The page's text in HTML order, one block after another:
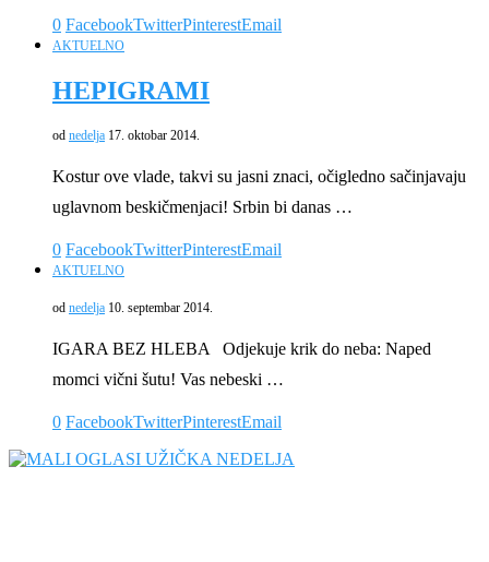
0 FacebookTwitterPinterestEmail
AKTUELNO
HEPIGRAMI
od nedelja 17. oktobar 2014.
Kostur ove vlade, takvi su jasni znaci, očigledno sačinjavaju
uglavnom beskičmenjaci! Srbin bi danas …
0 FacebookTwitterPinterestEmail
AKTUELNO
od nedelja 10. septembar 2014.
IGARA BEZ HLEBA Odjekuje krik do neba: Naped
momci vični šutu! Vas nebeski …
0 FacebookTwitterPinterestEmail